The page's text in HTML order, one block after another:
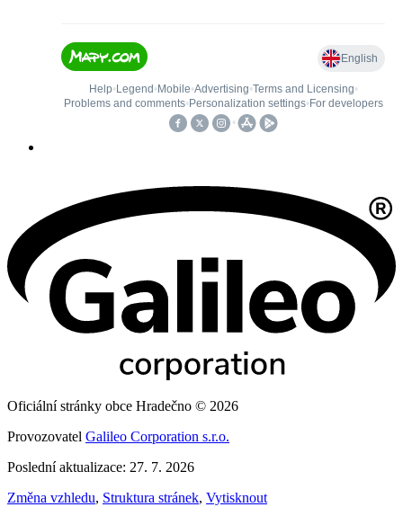
Oficiální stránky obce Hradečno © 2026
Provozovatel Galileo Corporation s.r.o.
Poslední aktualizace: 27. 7. 2026
Změna vzhledu, Struktura stránek, Vytisknout